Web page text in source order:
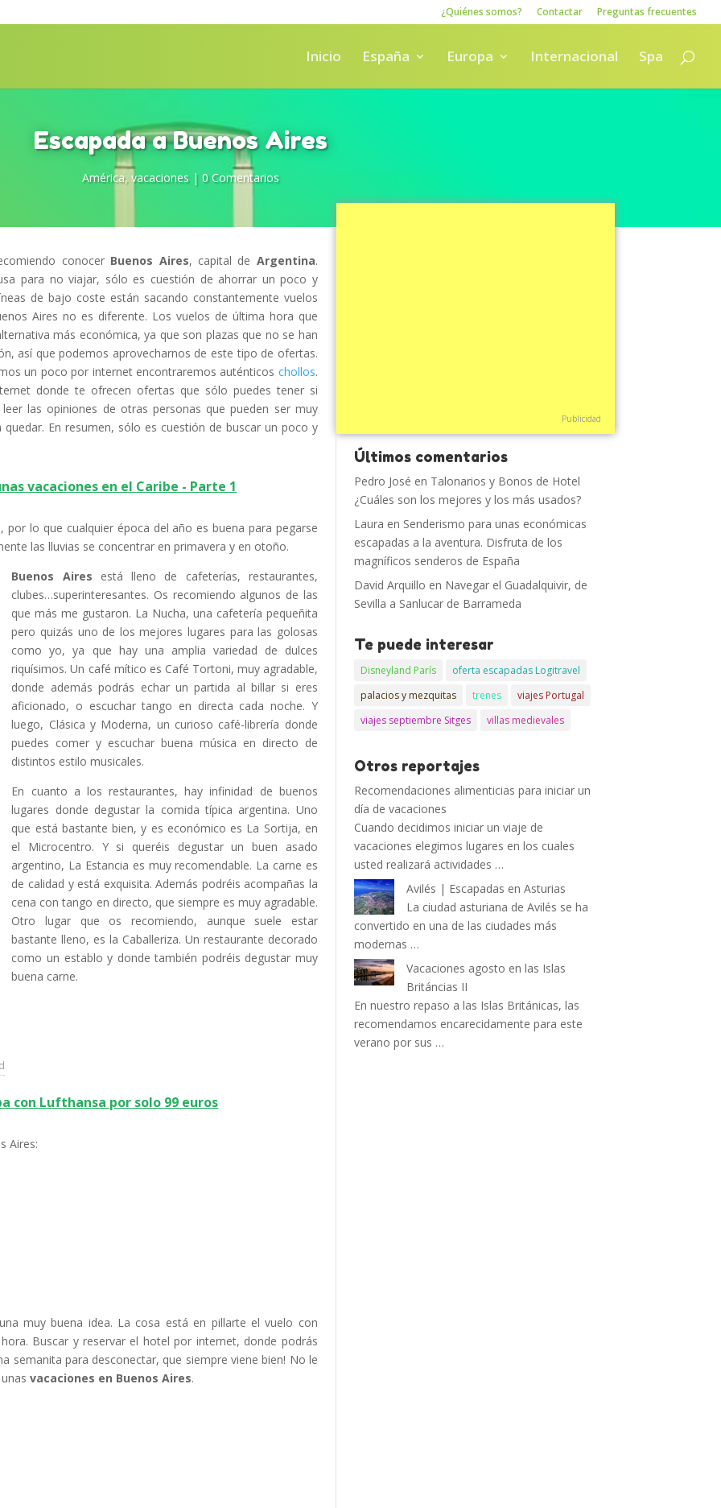
¿Quiénes somos? Contactar Preguntas frecuentes
Inicio España Europa Internacional Spa
Escapada a Buenos Aires
América, vacaciones| 0 Comentarios
conocer Buenos Aires, capital de Argentina.
para no viajar, sólo es cuestión de ahorrar un poco y
de bajo coste están sacando constantemente vuelos
Aires no es diferente. Los vuelos de última hora que
más económica, ya que son plazas que no se han
así que podemos aprovecharnos de este tipo de ofertas.
un poco por internet encontraremos auténticos chollos.
donde te ofrecen ofertas que sólo puedes tener si
las opiniones de otras personas que pueden ser muy
En resumen, sólo es cuestión de buscar un poco y
vacaciones en el Caribe - Parte 1
por lo que cualquier época del año es buena para pegarse
las lluvias se concentrar en primavera y en otoño.
Buenos Aires está lleno de cafeterías, restaurantes,
clubes…superinteresantes. Os recomiendo algunos de las
que más me gustaron. La Nucha, una cafetería pequeñita
pero quizás uno de los mejores lugares para las golosas
como yo, ya que hay una amplia variedad de dulces
riquísimos. Un café mítico es Café Tortoni, muy agradable,
donde además podrás echar un partida al billar si eres
aficionado, o escuchar tango en directa cada noche. Y
luego, Clásica y Moderna, un curioso café-librería donde
puedes comer y escuchar buena música en directo de
distintos estilo musicales.
En cuanto a los restaurantes, hay infinidad de buenos
lugares donde degustar la comida típica argentina. Uno
que está bastante bien, y es económico es La Sortija, en
el Microcentro. Y si queréis degustar un buen asado
argentino, La Estancia es muy recomendable. La carne es
de calidad y está exquisita. Además podréis acompañas la
cena con tango en directo, que siempre es muy agradable.
Otro lugar que os recomiendo, aunque suele estar
bastante lleno, es la Caballeriza. Un restaurante decorado
como un establo y donde también podréis degustar muy
buena carne.
con Lufthansa por solo 99 euros
Aires:
muy buena idea. La cosa está en pillarte el vuelo con
Buscar y reservar el hotel por internet, donde podrás
semanita para desconectar, que siempre viene bien! No le
unasvacaciones en Buenos Aires.
Publicidad
Últimos comentarios
Pedro José en Talonarios y Bonos de Hotel
¿Cuáles son los mejores y los más usados?
Laura en Senderismo para unas económicas
escapadas a la aventura. Disfruta de los
magníficos senderos de España
David Arquillo en Navegar el Guadalquivir, de
Sevilla a Sanlucar de Barrameda
Te puede interesar
Disneyland París
oferta escapadas Logitravel
palacios y mezquitas
trenes
viajes Portugal
viajes septiembre Sitges
villas medievales
Otros reportajes
Recomendaciones alimenticias para iniciar un
día de vacaciones
Cuando decidimos iniciar un viaje de
vacaciones elegimos lugares en los cuales
usted realizará actividades …
Avilés | Escapadas en Asturias
La ciudad asturiana de Avilés se ha
convertido en una de las ciudades más
modernas …
Vacaciones agosto en las Islas
Británcias II
En nuestro repaso a las Islas Británicas, las
recomendamos encarecidamente para este
verano por sus …